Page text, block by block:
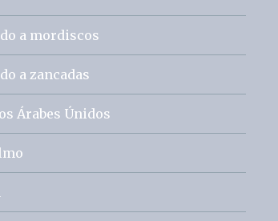
a mordiscos
a zancadas
Árabes Únidos